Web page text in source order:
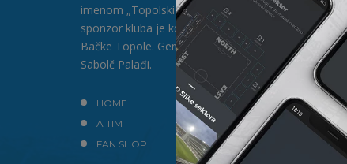
imenom „Topolski Sportski Club" (TSC). Generalni
sponzor kluba je kompanija „SAT-TRAKT” DOO iz
Bačke Topole. Generalni direktor kluba je gospodin
Sabolč Palađi.
HOME
NEWS
A TIM
KLUB
FAN SHOP
KONTAKT